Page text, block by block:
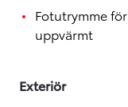
Fotutrymme
uppvärmt
Exteriör